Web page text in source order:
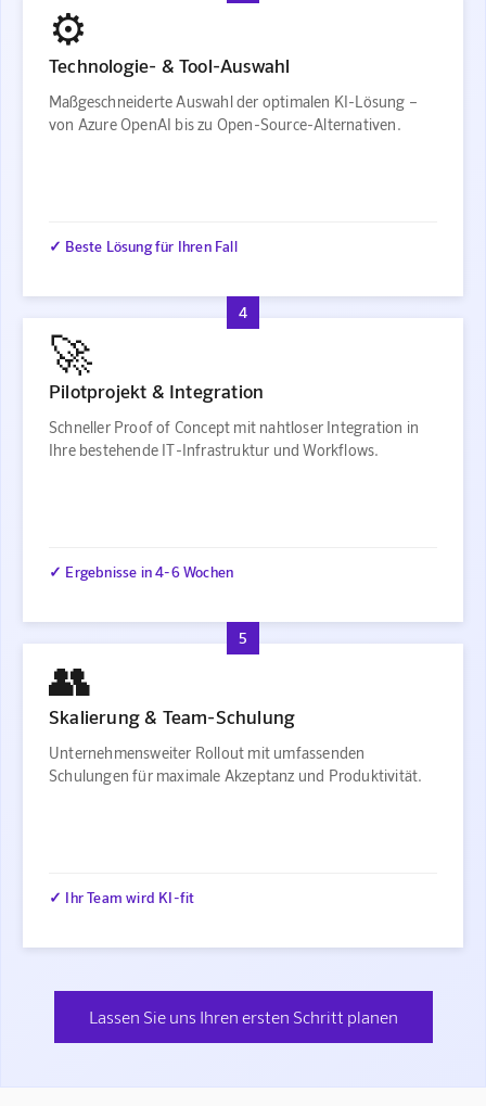
⚙️
Technologie- & Tool-Auswahl
Maßgeschneiderte Auswahl der optimalen KI-Lösung –
von Azure OpenAI bis zu Open-Source-Alternativen.
✓ Beste Lösung für Ihren Fall
4
🚀
Pilotprojekt & Integration
Schneller Proof of Concept mit nahtloser Integration in
Ihre bestehende IT-Infrastruktur und Workflows.
✓ Ergebnisse in 4-6 Wochen
5
👥
Skalierung & Team-Schulung
Unternehmensweiter Rollout mit umfassenden
Schulungen für maximale Akzeptanz und Produktivität.
✓ Ihr Team wird KI-fit
Lassen Sie uns Ihren ersten Schritt planen